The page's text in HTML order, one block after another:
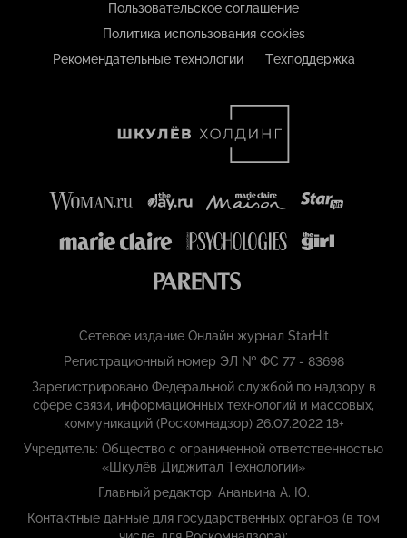
Пользовательское соглашение
Политика использования cookies
Рекомендательные технологии
Техподдержка
Сетевое издание Онлайн журнал StarHit
Регистрационный номер ЭЛ № ФС 77 - 83698
Зарегистрировано Федеральной службой по надзору в
сфере связи, информационных технологий и массовых,
коммуникаций (Роскомнадзор) 26.07.2022 18+
Учредитель: Общество с ограниченной ответственностью
«Шкулёв Диджитал Технологии»
Главный редактор: Ананьина А. Ю.
Контактные данные для государственных органов (в том